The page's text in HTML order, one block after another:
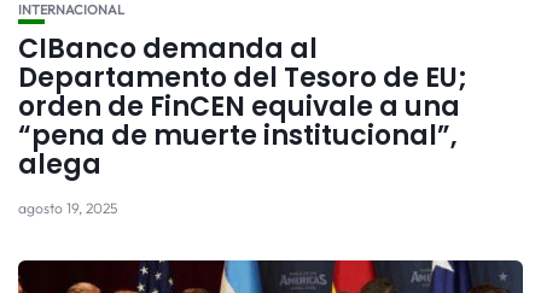
INTERNACIONAL
CIBanco demanda al
Departamento del Tesoro de EU;
orden de FinCEN equivale a una
“pena de muerte institucional”,
alega
agosto 19, 2025